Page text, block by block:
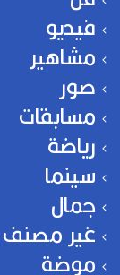
فيديو
مشاهير
صور
مسابقات
رياضة
سينما
جمال
غير مصنف
موضة